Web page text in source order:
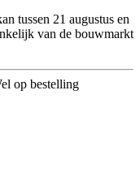
tussen 21 augustus en
van de bouwmarkt
op bestelling